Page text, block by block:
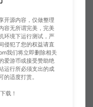
开源内容，仅做整理
容无所谓完美，完美
环境下运行测试，严
侵犯了您的权益请直
我们将立即删除相关
爱游币或接受赞助绝
运行所必须支出的成
的适度打赏。
载！